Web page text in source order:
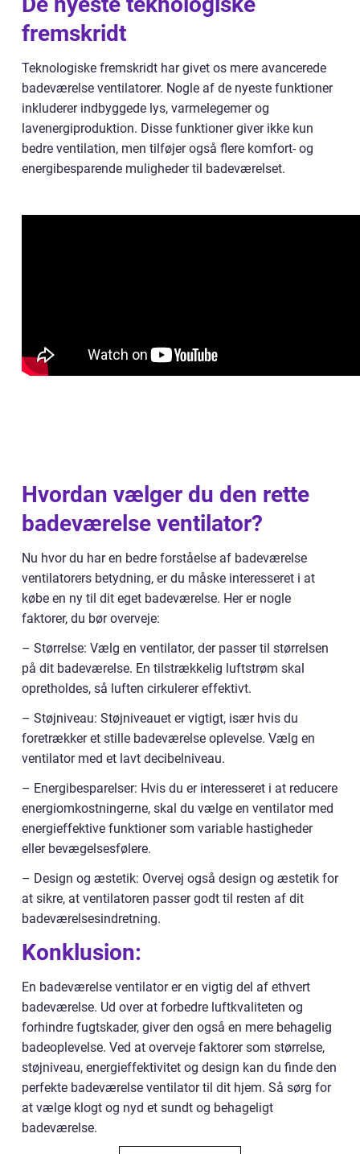
fremskridt
Teknologiske fremskridt har givet os mere avancerede
badeværelse ventilatorer. Nogle af de nyeste funktioner
inkluderer indbyggede lys, varmelegemer og
lavenergiproduktion. Disse funktioner giver ikke kun
bedre ventilation, men tilføjer også flere komfort- og
energibesparende muligheder til badeværelset.
Hvordan vælger du den rette
badeværelse ventilator?
Nu hvor du har en bedre forståelse af badeværelse
ventilatorers betydning, er du måske interesseret i at
købe en ny til dit eget badeværelse. Her er nogle
faktorer, du bør overveje:
– Størrelse: Vælg en ventilator, der passer til størrelsen
på dit badeværelse. En tilstrækkelig luftstrøm skal
opretholdes, så luften cirkulerer effektivt.
– Støjniveau: Støjniveauet er vigtigt, især hvis du
foretrækker et stille badeværelse oplevelse. Vælg en
ventilator med et lavt decibelniveau.
– Energibesparelser: Hvis du er interesseret i at reducere
energiomkostningerne, skal du vælge en ventilator med
energieffektive funktioner som variable hastigheder
eller bevægelsesfølere.
– Design og æstetik: Overvej også design og æstetik for
at sikre, at ventilatoren passer godt til resten af dit
badeværelsesindretning.
Konklusion:
En badeværelse ventilator er en vigtig del af ethvert
badeværelse. Ud over at forbedre luftkvaliteten og
forhindre fugtskader, giver den også en mere behagelig
badeoplevelse. Ved at overveje faktorer som størrelse,
støjniveau, energieffektivitet og design kan du finde den
perfekte badeværelse ventilator til dit hjem. Så sørg for
at vælge klogt og nyd et sundt og behageligt
badeværelse.